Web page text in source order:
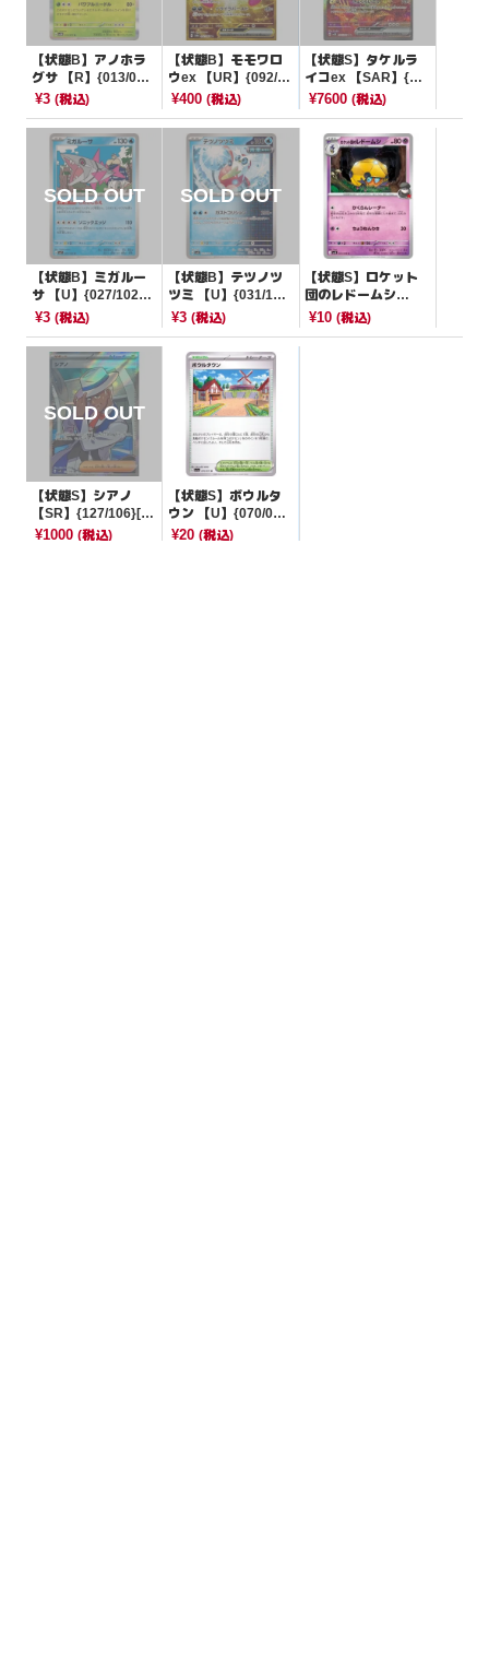
【状態B】アノホラ
グサ 【R】{013/07
1}[SV5M]
¥3 (税込)
【状態B】モモワロ
ウex 【UR】{092/06
4}[SV6a]
¥400(税込)
【状態S】タケルラ
イコex 【SAR】{09
5/071}[SV5K]
¥7600 (税込)
【状態B】ミガルー
サ 【U】{027/102}
[SV7]
¥3 (税込)
【状態B】テツノツ
ツミ 【U】{031/10
6}[SV8]
¥3(税込)
【状態S】ロケット
団のレドームシ
【C】{043/098}[SV
¥10 (税込)
【状態S】シアノ
【SR】{127/106}[S
V8]
¥1000 (税込)
【状態S】ボウルタ
ウン 【U】{070/07
3}[SV1a]
¥20(税込)